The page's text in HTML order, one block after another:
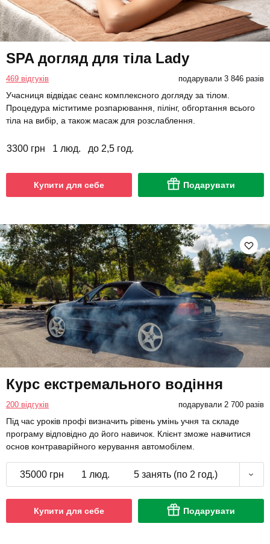
SPA догляд для тіла Lady
469 відгуків подарували 3 846 разів
Учасниця відвідає сеанс комплексного догляду за тілом.
Процедура міститиме розпарювання, пілінг, обгортання всього
тіла на вибір, а також масаж для розслаблення.
3300 грн 1 люд. до 2,5 год.
Купити для себе Подарувати
Курс екстремального водіння
200 відгуків подарували 2 700 разів
Під час уроків профі визначить рівень умінь учня та складе
програму відповідно до його навичок. Клієнт зможе навчитися
основ контраварійного керування автомобілем.
35000 грн 1 люд. 5 занять (по 2 год.)
Купити для себе Подарувати